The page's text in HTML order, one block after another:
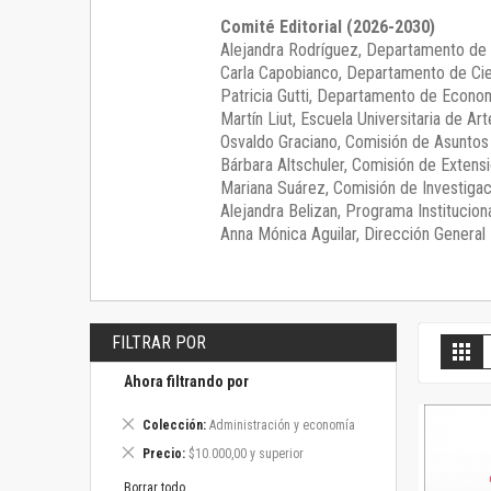
Comité Editorial (2026-2030)
Alejandra Rodríguez, Departamento de
Carla Capobianco, Departamento de
Patricia Gutti, Departamento de
Martín Liut, Escuela Universitaria de
Osvaldo Graciano, Comisión de
Bárbara Altschuler, Comisión de
Mariana Suárez, Comisión de
Alejandra Belizan, Programa
Anna Mónica Aguilar, Dirección General
FILTRAR POR
Ahora filtrando por
Colección Administración y economía
Eliminar
artículo
Precio $10.000,00 y superior
Eliminar
artículo
Borrar todo